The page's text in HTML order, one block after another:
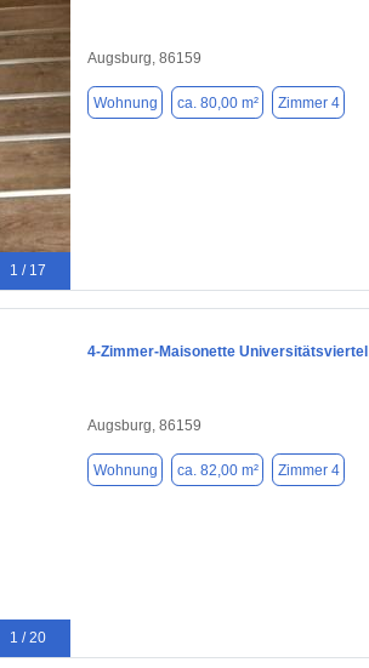
1 / 17
Augsburg, 86159
Wohnung ca. 80,00 m² Zimmer 4
1 / 20
4-Zimmer-Maisonette Universitätsviertel
Augsburg, 86159
Wohnung ca. 82,00 m² Zimmer 4